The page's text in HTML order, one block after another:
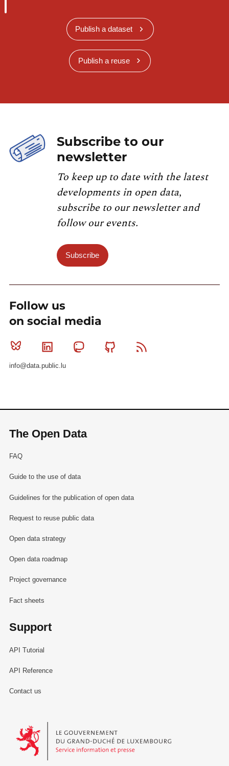
Publish a dataset
Publish a reuse
Subscribe to our
newsletter
To keep up to date with the latest
developments in open data,
subscribe to our newsletter and
follow our events.
Subscribe
Follow us
on social media
Bluesky Linkedin MastodonGithub
info@data.public.lu
The Open Data
FAQ
Guide to the use of data
Guidelines for the publication of open data
Request to reuse public data
Open data strategy
Open data roadmap
Project governance
Fact sheets
Support
API Tutorial
API Reference
Contact us
Le Gouvernement du Grand-Duché de Luxembourg - Service